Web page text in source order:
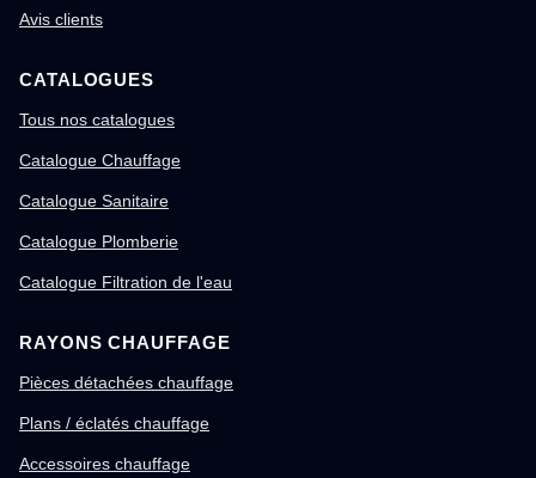
Avis clients
CATALOGUES
Tous nos catalogues
Catalogue Chauffage
Catalogue Sanitaire
Catalogue Plomberie
Catalogue Filtration de l'eau
RAYONS CHAUFFAGE
Pièces détachées chauffage
Plans / éclatés chauffage
Accessoires chauffage